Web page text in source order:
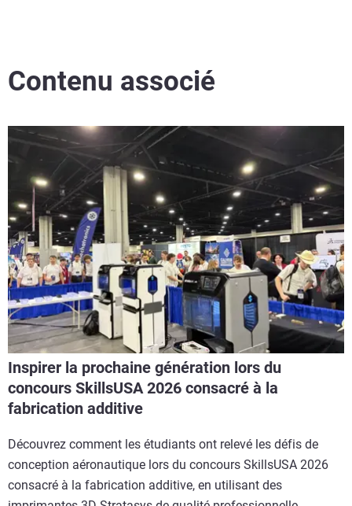
Contenu associé
Inspirer la prochaine génération lors du
concours SkillsUSA 2026 consacré à la
fabrication additive
Découvrez comment les étudiants ont relevé les défis de
conception aéronautique lors du concours SkillsUSA 2026
consacré à la fabrication additive, en utilisant des